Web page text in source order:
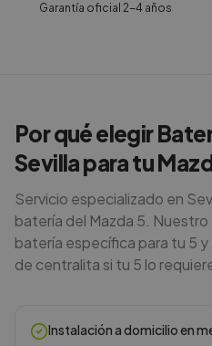
Garantía oficial 2-4 años
Por qué elegir
Sevilla para tu
Servicio especializado en
batería del Mazda 5.
batería específica para tu 5
de centralita si tu 5 lo
Instalación a domicilio en